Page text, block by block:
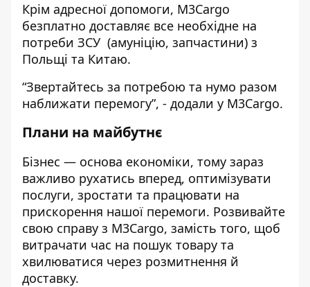
Крім адресної допомоги, M3Cargo
безплатно доставляє все необхідне на
потреби ЗСУ (амуніцію, запчастини) з
Польщі та Китаю.
“Звертайтесь за потребою та нумо разом
наближати перемогу”, - додали у M3Cargo.
Плани на майбутнє
Бізнес — основа економіки, тому зараз
важливо рухатись вперед, оптимізувати
послуги, зростати та працювати на
прискорення нашої перемоги. Розвивайте
свою справу з M3Cargo, замість того, щоб
витрачати час на пошук товару та
хвилюватися через розмитнення й
доставку.